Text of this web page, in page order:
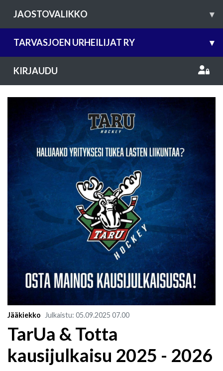
JAOSTOVALIKKO ▾
TARVASJOEN URHEILIJAT RY ▾
KIRJAUDU
Jääkiekko Julkaistu: 05.09.2025 07.00
TarUa & Totta
kausijulkaisu 2025 - 2026